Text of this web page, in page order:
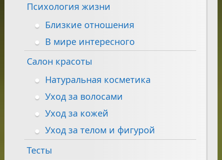
Психология жизни
Близкие отношения
В мире интересного
Салон красоты
Натуральная косметика
Уход за волосами
Уход за кожей
Уход за телом и фигурой
Тесты